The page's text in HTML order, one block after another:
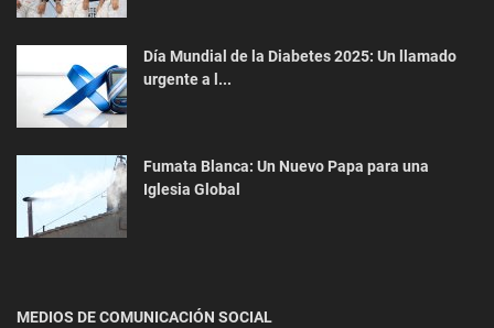
Negocios
Día Mundial de la Diabetes 2025: Un llamado
urgente a l...
Fumata Blanca: Un Nuevo Papa para una
Iglesia Global
MEDIOS DE COMUNICACIÓN SOCIAL